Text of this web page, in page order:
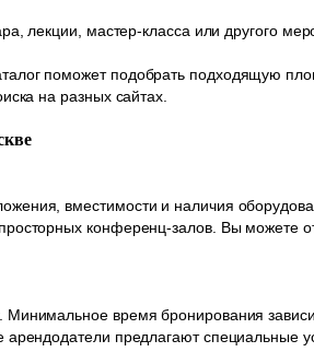
лекции, мастер-класса или другого
поможет подобрать подходящую
на разных сайтах.
вместимости и наличия
конференц-залов. Вы можете
время бронирования
предлагают специальные